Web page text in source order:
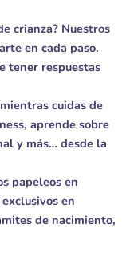
crianza? Nuestros
en cada paso.
tener respuestas
cuidas de
aprende sobre
y más… desde la
papeleos en
en
de nacimiento,